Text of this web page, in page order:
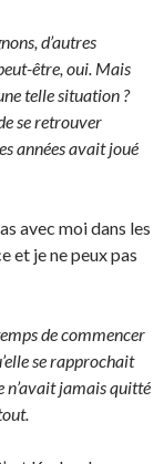
d’autres
être, oui. Mais
telle situation ?
se retrouver
années avait joué
avec moi dans les
et je ne peux pas
de commencer
se rapprochait
n’avait jamais quitté